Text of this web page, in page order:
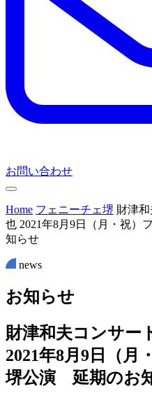
お問い合わせ
Home フェニーチェ堺 財津
也 2021年8月9日（月・祝
知らせ
news
お知らせ
財津和夫コンサー
2021年8月9日（月
堺公演 延期のお